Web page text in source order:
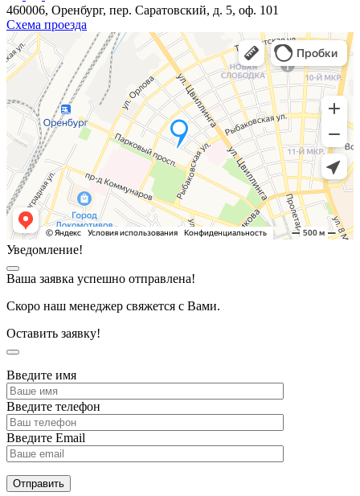
460006, Оренбург, пер. Саратовский, д. 5, оф. 101
Схема проезда
Уведомление!
Ваша заявка успешно отправлена!
Скоро наш менеджер свяжется с Вами.
Оставить заявку!
Введите имя
Введите телефон
Введите Email
Отправить